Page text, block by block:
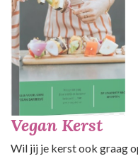
Vegan Kerst
Wil jij je kerst ook graag